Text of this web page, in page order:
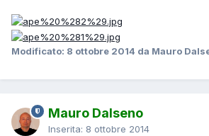
Modificato: 8 ottobre 2014 da Mauro
Mauro Dalseno
Inserita: 8 ottobre 2014